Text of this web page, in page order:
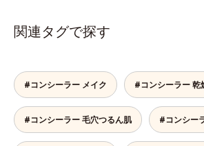
焼け止めです。 紫外線、近赤外
線、大気汚染物質(*2)を含むダメー
む絶妙な色設計で、白浮きなしの明
るい自然なつや肌に。さらに超軽量
粉体を採用しているので、とっても
軽い付けごこち。単品でも、化粧下
地としてもご使用いただけます。ベ
関連タグで探す
#コンシーラー メイク #コンシーラー 乾
#コンシーラー 毛穴つるん肌 #コンシー